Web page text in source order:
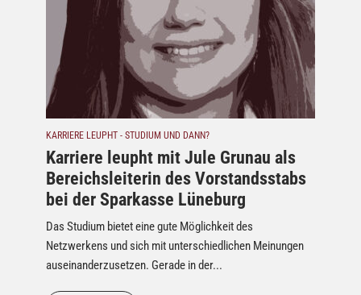
KARRIERE LEUPHT - STUDIUM UND DANN?
Karriere leupht mit Jule Grunau als
Bereichsleiterin des Vorstandsstabs
bei der Sparkasse Lüneburg
Das Studium bietet eine gute Möglichkeit des
Netzwerkens und sich mit unterschiedlichen Meinungen
auseinanderzusetzen. Gerade in der...